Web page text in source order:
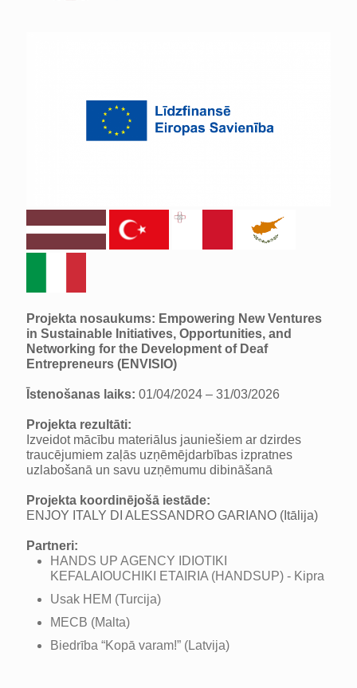
Projekta nosaukums: Empowering New Ventures
in Sustainable Initiatives, Opportunities, and
Networking for the Development of Deaf
Entrepreneurs (ENVISIO)
Īstenošanas laiks: 01/04/2024 – 31/03/2026
Projekta rezultāti:
Izveidot mācību materiālus jauniešiem ar dzirdes
traucējumiem zaļās uzņēmējdarbības izpratnes
uzlabošanā un savu uzņēmumu dibināšanā
Projekta koordinējošā iestāde:
ENJOY ITALY DI ALESSANDRO GARIANO (Itālija)
Partneri:
HANDS UP AGENCY IDIOTIKI
KEFALAIOUCHIKI ETAIRIA (HANDSUP) - Kipra
Usak HEM (Turcija)
MECB (Malta)
Biedrība “Kopā varam!” (Latvija)